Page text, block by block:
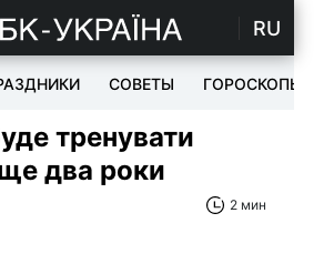
RU
СОВЕТЫ ГОРОСКОПЫ
тренувати
два роки
2 мин